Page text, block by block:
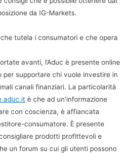
da IG-Markets.
che tutela i consumatori e che opera
avanti, l’Aduc è presente online
supportare chi vuole investire in
canali finanziari. La particolarità
è che ad un’informazione
con coscienza, è affiancata
consumatore. È presente
prodotti profittevoli e
un forum su cui gli utenti possono